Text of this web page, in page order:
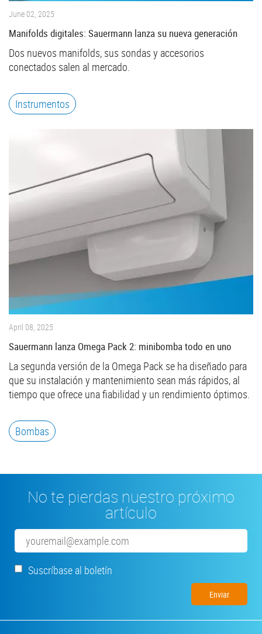
June 02, 2025
Manifolds digitales: Sauermann lanza su nueva generación
Dos nuevos manifolds, sus sondas y accesorios
conectados salen al mercado.
Instrumentos
April 08, 2025
Sauermann lanza Omega Pack 2: minibomba todo en uno
La segunda versión de la Omega Pack se ha diseñado para
que su instalación y mantenimiento sean más rápidos, al
tiempo que ofrece una fiabilidad y un rendimiento óptimos.
Bombas
No te pierdas nuestro próximo
artículo
Email
Suscríbase al boletín